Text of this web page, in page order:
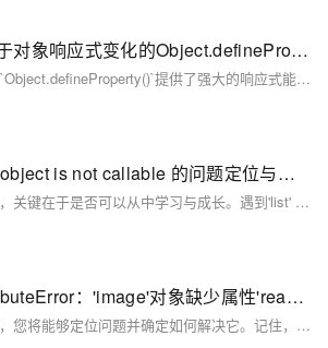
讲述Vue框架中用于对象响应式变化的Object.defineProperty函数。
综上所述，Vue.js通过 `Object.defineProperty()`提供了强大的响应式能力，使得状态管理变得简洁高效。这种能力是Vue.js受到广大开发者青睐的重要原因之一。尽管Vue 3.x使用Proxy替代了该方法，但对于Vue 2.x及其之前版本，`Object.defineProperty()`是理解Vue.js内部工作机制不可或缺的一部分。
Python错误 - 'list' object is not callable 的问题定位与解决
出现编程问题并不可怕，关键在于是否可以从中学习与成长。遇到'list' object is not callable这样的错误，我们不仅需要学会应对，更需要了解其背后的原因，避免类似的问题再次出现。记住，Python的强大功能和灵活性同时也意味着我们需要对其理解更准确，才能更好的使用它。
解决Python中AttributeError：'image'对象缺少属性'read_file'的问题策略。
通过上述策略综合考虑，您将能够定位问题并确定如何解决它。记住，Python社区很庞大，也很乐于帮助解决问题，因此不要害怕在求助时提供尽可能多的上下文和您已经尝试过的解决方案。